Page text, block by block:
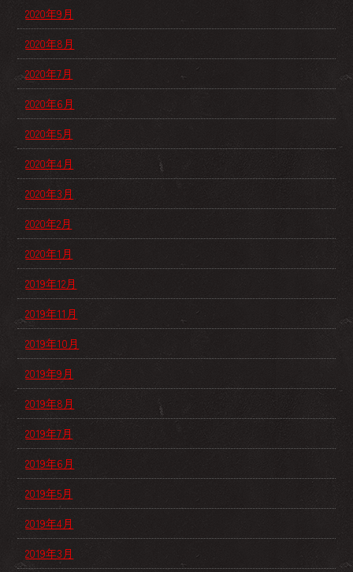
2020年9月
2020年8月
2020年7月
2020年6月
2020年5月
2020年4月
2020年3月
2020年2月
2020年1月
2019年12月
2019年11月
2019年10月
2019年9月
2019年8月
2019年7月
2019年6月
2019年5月
2019年4月
2019年3月